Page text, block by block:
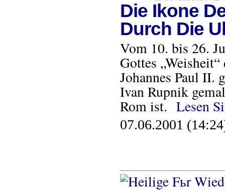
Die Ikone
Durch Die
Vom 10. bis 26.
Gottes
Johannes Paul II.
Ivan Rupnik
Rom ist. Lesen
07.06.2001